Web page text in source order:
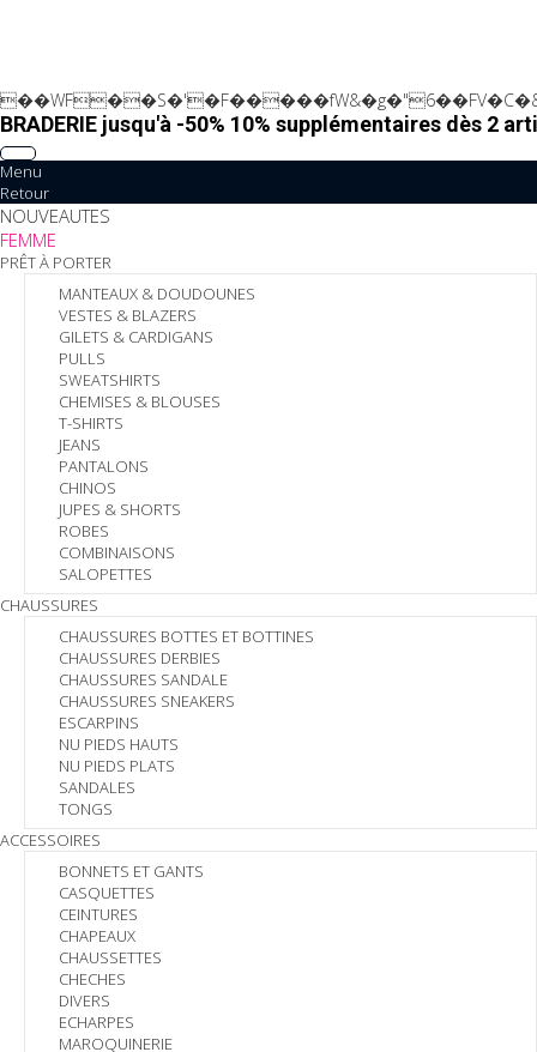
BRADERIE jusqu'à -50% 10% supplémentaires dès 2
Menu
Retour
NOUVEAUTES
FEMME
PRÊT À PORTER
MANTEAUX & DOUDOUNES
VESTES & BLAZERS
GILETS & CARDIGANS
PULLS
SWEATSHIRTS
CHEMISES & BLOUSES
T-SHIRTS
JEANS
PANTALONS
CHINOS
JUPES & SHORTS
ROBES
COMBINAISONS
SALOPETTES
CHAUSSURES
CHAUSSURES BOTTES ET BOTTINES
CHAUSSURES DERBIES
CHAUSSURES SANDALE
CHAUSSURES SNEAKERS
ESCARPINS
NU PIEDS HAUTS
NU PIEDS PLATS
SANDALES
TONGS
ACCESSOIRES
BONNETS ET GANTS
CASQUETTES
CEINTURES
CHAPEAUX
CHAUSSETTES
CHECHES
DIVERS
ECHARPES
MAROQUINERIE